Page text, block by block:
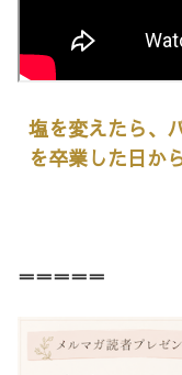
塩を変えたら、
を卒業した日か
＝＝＝＝＝